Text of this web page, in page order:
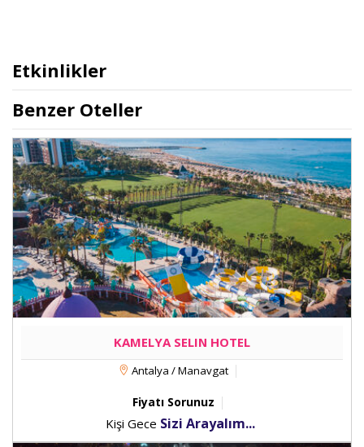
Etkinlikler
Benzer Oteller
KAMELYA SELIN HOTEL
Antalya / Manavgat
Fiyatı Sorunuz
Kişi Gece Sizi Arayalım...